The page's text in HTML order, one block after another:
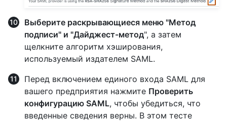
Выберите раскрывающиеся меню "Метод
подписи" и "Дайджест-метод", а затем
щелкните алгоритм хэширования,
используемый издателем SAML.
Перед включением единого входа SAML для
вашего предприятия нажмите Проверить
конфигурацию SAML, чтобы убедиться, что
введенные сведения верны. В этом тесте